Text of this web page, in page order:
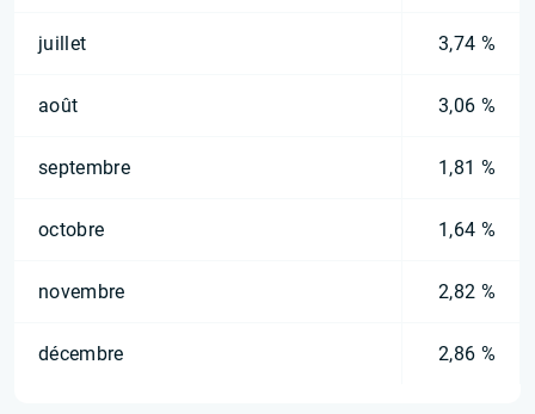
juillet 3,74 %
août 3,06 %
septembre 1,81 %
octobre 1,64 %
novembre 2,82 %
décembre 2,86 %